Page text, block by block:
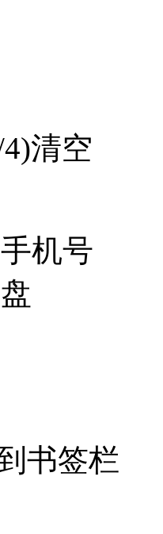
清空
机号
书签栏